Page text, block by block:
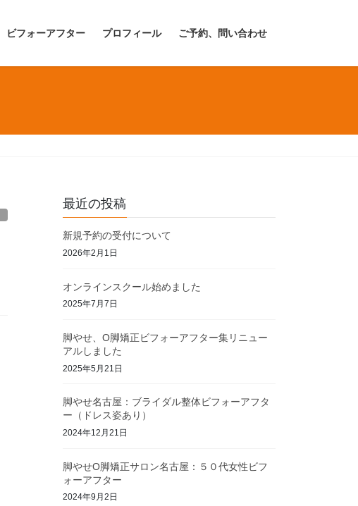
ビフォーアフター プロフィール ご予約、問い合わせ
最近の投稿
新規予約の受付について
2026年2月1日
オンラインスクール始めました
2025年7月7日
脚やせ、O脚矯正ビフォーアフター集リニュー
アルしました
2025年5月21日
脚やせ名古屋：ブライダル整体ビフォーアフタ
ー（ドレス姿あり）
2024年12月21日
脚やせO脚矯正サロン名古屋：５０代女性ビフ
ォーアフター
2024年9月2日